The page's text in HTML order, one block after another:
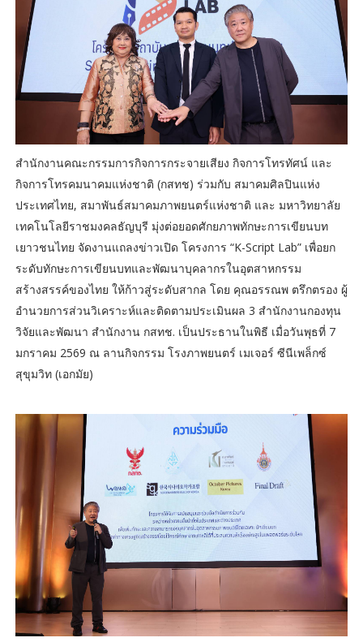
สำนักงานคณะกรรมการกิจการกระจายเสียง กิจการโทรทัศน์ และ
กิจการโทรคมนาคมแห่งชาติ (กสทช) ร่วมกับ สมาคมศิลปินแห่ง
ประเทศไทย, สมาพันธ์สมาคมภาพยนตร์แห่งชาติ และ มหาวิทยาลัย
เทคโนโลยีราชมงคลธัญบุรี มุ่งต่อยอดศักยภาพทักษะการเขียนบท
เยาวชนไทย จัดงานแถลงข่าวเปิด โครงการ “K-Script Lab” เพื่อยก
ระดับทักษะการเขียนบทและพัฒนาบุคลากรในอุตสาหกรรม
สร้างสรรค์ของไทย ให้ก้าวสู่ระดับสากล โดย คุณอรรณพ ตรึกตรอง ผู้
อำนวยการส่วนวิเคราะห์และติดตามประเมินผล 3 สำนักงานกองทุน
วิจัยและพัฒนา สำนักงาน กสทช. เป็นประธานในพิธี เมื่อวันพุธที่ 7
มกราคม 2569 ณ ลานกิจกรรม โรงภาพยนตร์ เมเจอร์ ซีนีเพล็กซ์
สุขุมวิท (เอกมัย)